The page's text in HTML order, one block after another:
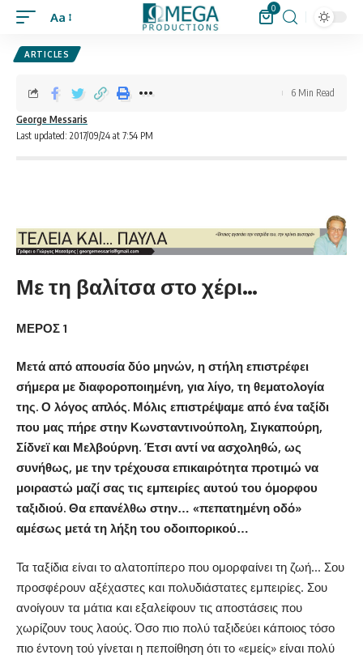
Aa
0
ARTICLES
Last updated: 2017/09/24 at 7:54 PM
George Messaris
6 Min Read
Με τη βαλίτσα στο χέρι…
ΜΕΡΟΣ 1
Μετά από απουσία δύο μηνών, η στήλη επιστρέφει
σήμερα με διαφοροποιημένη, για λίγο, τη θεματολογία
της. Ο λόγος απλός. Μόλις επιστρέψαμε από ένα ταξίδι
που μας πήρε στην Κωνσταντινούπολη, Σιγκαπούρη,
Σίδνεϊ και Μελβούρνη. Έτσι αντί να ασχοληθώ, ως
συνήθως, με την τρέχουσα επικαιρότητα προτιμώ να
μοιραστώ μαζί σας τις εμπειρίες αυτού του όμορφου
ταξιδιού. Θα επανέλθω στην… «πεπατημένη οδό»
αμέσως μετά τη λήξη του οδοιπορικού…
Τα ταξίδια είναι το αλατοπίπερο που ομορφαίνει τη ζωή… Σου
προσφέρουν αξέχαστες και πολυδιάστατες εμπειρίες. Σου
ανοίγουν τα μάτια και εξαλείφουν τις αποστάσεις που
χωρίζουν τους λαούς. Όσο πιο πολύ ταξιδεύει κάποιος τόσο
πιο έντονη τού γίνεται η πεποίθηση ότι το «εμείς» είναι πολύ